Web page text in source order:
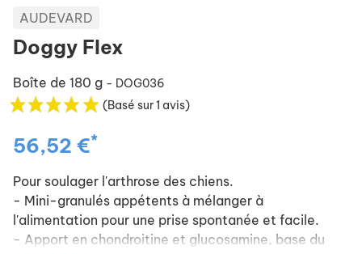
AUDEVARD
Doggy Flex
Boîte de 180 g - DOG036
(Basé sur 1 avis)
56,52 €*
Pour soulager l'arthrose des chiens.
- Mini-granulés appétents à mélanger à
l'alimentation pour une prise spontanée et facile.
- Apport en chondroitine et glucosamine, base du